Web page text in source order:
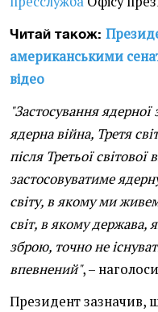
Читай також:
американськими
відео
"Застосування
ядерна війна, Третя
після Третьої
застосовуватиме
світу, в якому ми
світ, в якому держава,
зброю, точно не
впевнений", –
Президент зазначив,